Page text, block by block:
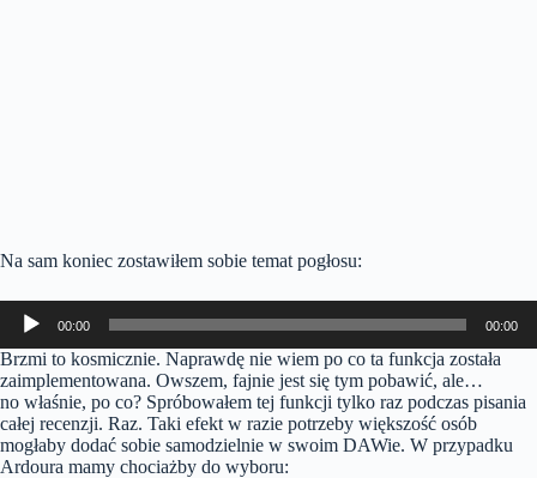
Na sam koniec zostawiłem sobie temat pogłosu:
Odtwarzacz
plików
dźwiękowych
00:00 00:00
Brzmi to kosmicznie. Naprawdę nie wiem po co ta funkcja została
zaimplementowana. Owszem, fajnie jest się tym pobawić, ale…
no właśnie, po co? Spróbowałem tej funkcji tylko raz podczas pisania
całej recenzji. Raz. Taki efekt w razie potrzeby większość osób
mogłaby dodać sobie samodzielnie w swoim DAWie. W przypadku
Ardoura mamy chociażby do wyboru: